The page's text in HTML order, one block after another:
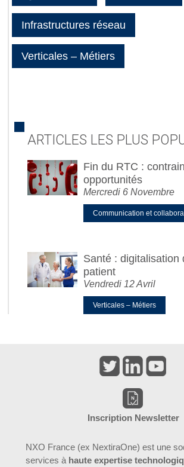
Infrastructures réseau
Verticales – Métiers
ARTICLES LES PLUS
Fin du RTC :
opportunités
Mercredi 6 Novembre
Communication et
Santé : digitalisation
patient
Vendredi 12 Avril
Verticales – Métiers
Inscription Newsletter
NXO France (ex NextiraOne) est une
services à haute expertise